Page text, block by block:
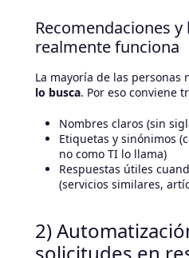
Recomendaciones
realmente funciona
La mayoría de las personas
lo busca. Por eso conviene
Nombres claros (sin
Etiquetas y sinónimos
no como TI lo llama)
Respuestas útiles
(servicios similares,
2)
solicitudes en